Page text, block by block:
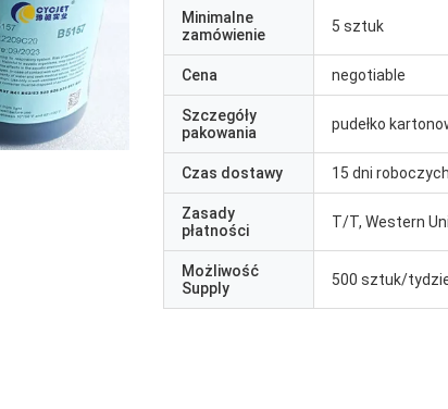
Minimalne
zamówienie
5 sztuk
Cena negotiable
Szczegóły
pakowania
pudełko
Czas dostawy 15 dni
Zasady
płatności
T/T, Western
Możliwość
Supply
500 sztuk/